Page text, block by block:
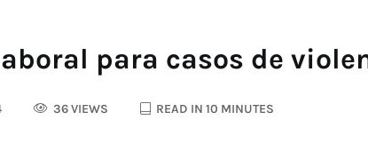
para casos de
36 VIEWS READ IN 10 MINUTES